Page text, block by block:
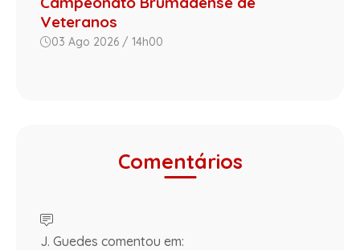
Veteranos
03 Ago 2026 / 14h00
Comentários
J. Guedes comentou em: